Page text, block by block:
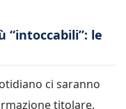
“intoccabili”: le
ci saranno
titolare.